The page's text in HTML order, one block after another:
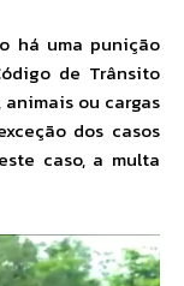
há uma punição
de Trânsito
ou cargas
dos casos
caso, a multa